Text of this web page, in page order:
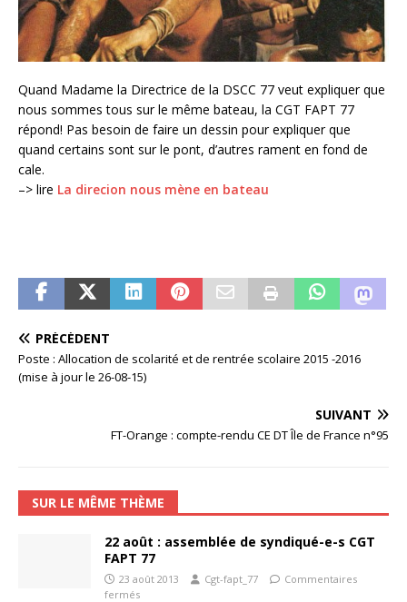
Quand Madame la Directrice de la DSCC 77 veut expliquer que
nous sommes tous sur le même bateau, la CGT FAPT 77
répond! Pas besoin de faire un dessin pour expliquer que
quand certains sont sur le pont, d’autres rament en fond de
cale.
–> lire La direcion nous mène en bateau
PRÉCÉDENT
Poste : Allocation de scolarité et de rentrée scolaire 2015 -2016
(mise à jour le 26-08-15)
SUIVANT
FT-Orange : compte-rendu CE DT Île de France n°95
SUR LE MÊME THÈME
22 août : assemblée de syndiqué-e-s CGT
FAPT 77
23 août 2013 Cgt-fapt_77
Commentaires
fermés